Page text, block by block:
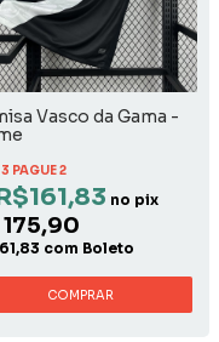
Vasco da Gama -
3 PAGUE 2
no pix
175,90
com Boleto
COMPRAR